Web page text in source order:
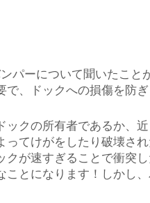
ンパーについて聞いたこ
で、ドックへの損傷を防
ックの所有者であるか、
ってけがをしたり破壊さ
クが速すぎることで衝突
ことになります！しかし